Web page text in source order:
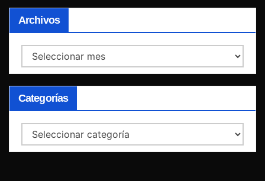
Archivos
Archivos
Categorías
Categorías